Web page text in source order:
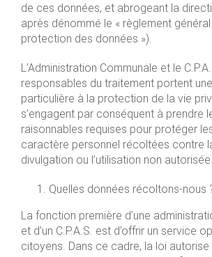
de ces données, et abrogeant la
après dénommé le « règlement général
protection des données »).
L’Administration Communale et le
responsables du traitement portent
particulière à la protection de la vie
s’engagent par conséquent à prendre
raisonnables requises pour protéger
caractère personnel récoltées contre
divulgation ou l’utilisation non autorisée.
Quelles données récoltons-nous
La fonction première d’une
et d’un C.P.A.S. est d’offrir un service
citoyens. Dans ce cadre, la loi autorise